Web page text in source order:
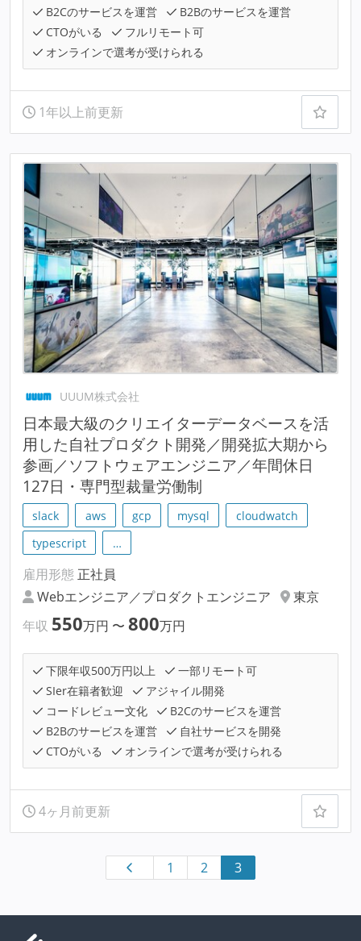
B2Cのサービスを運営
B2Bのサービスを運営
CTOがいる
フルリモート可
オンラインで選考が受けられる
1年以上前更新
UUUM株式会社
日本最大級のクリエイターデータベースを活
用した自社プロダクト開発／開発拡大期から
参画／ソフトウェアエンジニア／年間休日
127日・専門型裁量労働制
slack aws gcp mysql
cloudwatch
typescript
…
雇用形態 正社員
Webエンジニア／プロダクトエンジニア
東京
年収 550万円 〜 800万円
下限年収500万円以上
一部リモート可
SIer在籍者歓迎
アジャイル開発
コードレビュー文化
B2Cのサービスを運営
B2Bのサービスを運営
自社サービスを開発
CTOがいる
オンラインで選考が受けられる
4ヶ月前更新
1 2 3